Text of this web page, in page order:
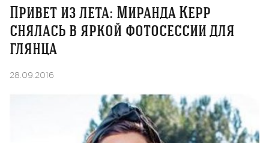
Привет из лета: Миранда Керр
снялась в яркой фотосессии для
глянца
28.09.2016